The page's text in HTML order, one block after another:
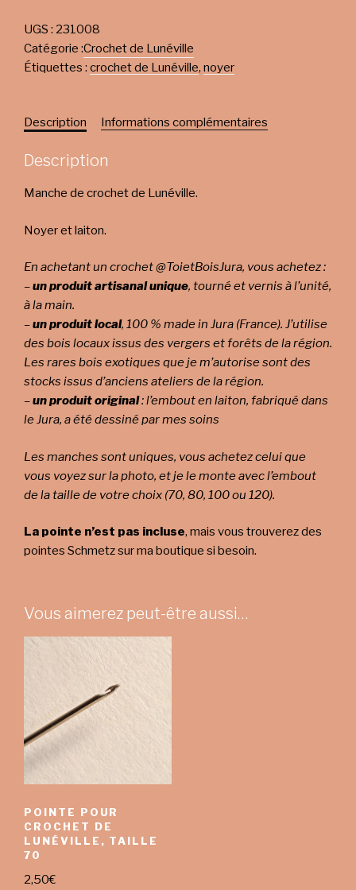
UGS : 231008
Catégorie :Crochet de Lunéville
Étiquettes : crochet de Lunéville, noyer
Description Informations complémentaires
Description
Manche de crochet de Lunéville.
Noyer et laiton.
En achetant un crochet @ToietBoisJura, vous achetez :
–un produit artisanal unique, tourné et vernis à l’unité,
à la main.
–un produit local, 100 % made in Jura (France). J’utilise
des bois locaux issus des vergers et forêts de la région.
Les rares bois exotiques que je m’autorise sont des
stocks issus d’anciens ateliers de la région.
–un produit original: l’embout en laiton, fabriqué dans
le Jura, a été dessiné par mes soins
Les manches sont uniques, vous achetez celui que
vous voyez sur la photo, et je le monte avec l’embout
de la taille de votre choix (70, 80, 100 ou 120).
La pointe n’est pas incluse, mais vous trouverez des
pointes Schmetz sur ma boutique si besoin.
Vous aimerez peut-être aussi…
POINTE POUR
CROCHET DE
LUNÉVILLE, TAILLE
70
2,50€